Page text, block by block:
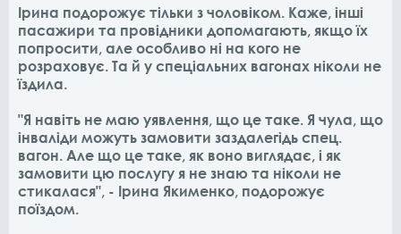
Ірина подорожує тільки з чоловіком. Каже, інші
пасажири та провідники допомагають, якщо їх
попросити, але особливо ні на кого не
розраховує. Та й у спеціальних вагонах ніколи не
їздила.
"Я навіть не маю уявлення, що це таке. Я чула, що
інваліди можуть замовити заздалегідь спец.
вагон. Але що це таке, як воно виглядає, і як
замовити цю послугу я не знаю та ніколи не
стикалася", - Ірина Якименко, подорожує
поїздом.